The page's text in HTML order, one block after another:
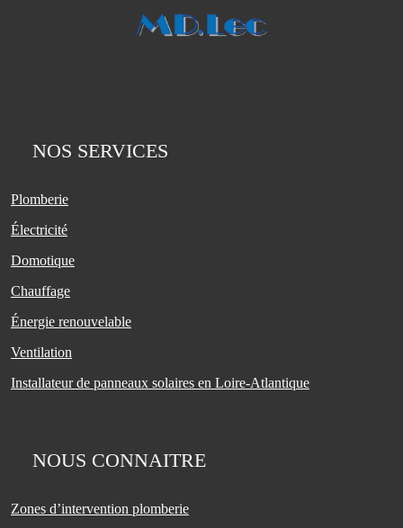
NOS SERVICES
Plomberie
Électricité
Domotique
Chauffage
Énergie renouvelable
Ventilation
Installateur de panneaux solaires en Loire-Atlantique
NOUS CONNAITRE
Zones d’intervention plomberie